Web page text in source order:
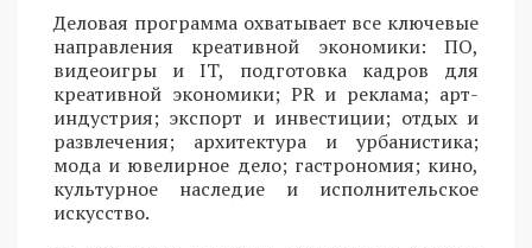
Деловая программа охватывает все ключевые
направления креативной экономики: ПО,
видеоигры и IT, подготовка кадров для
креативной экономики; PR и реклама; арт-
индустрия; экспорт и инвестиции; отдых и
развлечения; архитектура и урбанистика;
мода и ювелирное дело; гастрономия; кино,
культурное наследие и исполнительское
искусство.